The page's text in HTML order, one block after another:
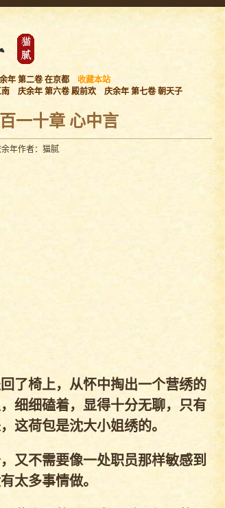
年 第二卷 在京都
收藏本站
庆余年 第六卷 殿前欢 庆余年 第七卷 朝天子
一十章 心中言
年作者：猫腻
了椅上，从怀中掏出一个营绣的
细细磕着，显得十分无聊，只有
这荷包是沈大小姐绣的。
又不需要像一处职员那样敏感到
太多事情做。